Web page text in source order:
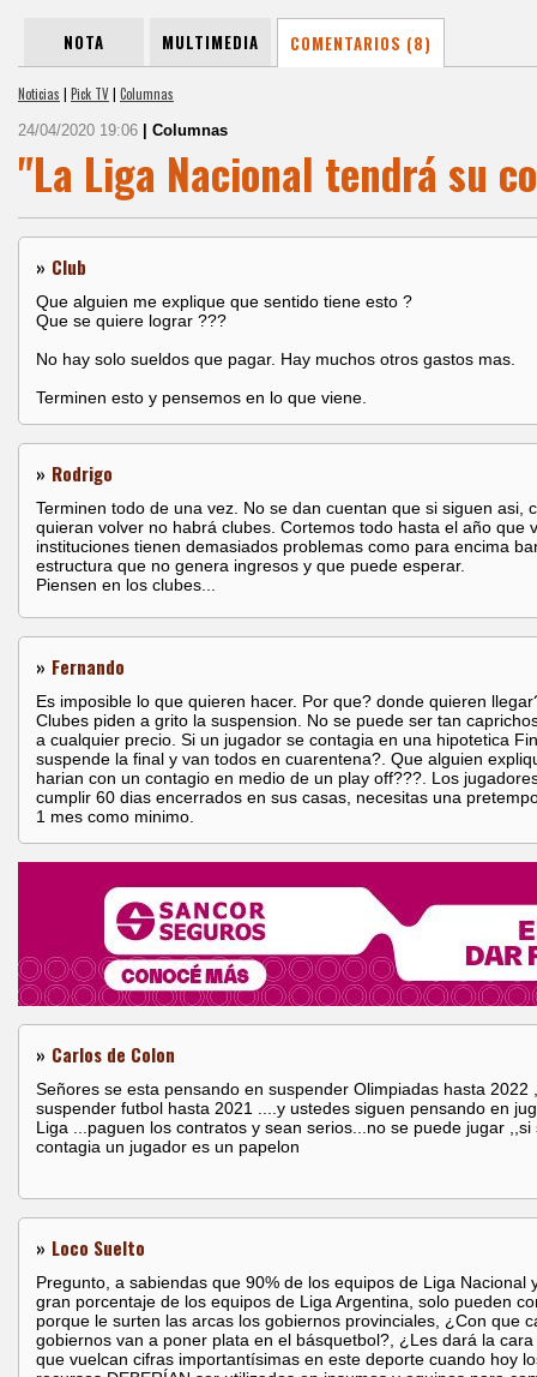
NOTA MULTIMEDIA COMENTARIOS (8)
Noticias | Pick TV| Columnas
24/04/2020 19:06 | Columnas
"La Liga Nacional tendrá su
» Club
Que alguien me explique que sentido tiene esto ?
Que se quiere lograr ???
No hay solo sueldos que pagar. Hay muchos otros gastos mas.
Terminen esto y pensemos en lo que viene.
» Rodrigo
Terminen todo de una vez. No se dan cuentan que si siguen asi,
quieran volver no habrá clubes. Cortemos todo hasta el año que
instituciones tienen demasiados problemas como para encima
estructura que no genera ingresos y que puede esperar.
Piensen en los clubes...
» Fernando
Es imposible lo que quieren hacer. Por que? donde quieren
Clubes piden a grito la suspension. No se puede ser tan
a cualquier precio. Si un jugador se contagia en una hipotetica
suspende la final y van todos en cuarentena?. Que alguien
harian con un contagio en medio de un play off???. Los
cumplir 60 dias encerrados en sus casas, necesitas una
1 mes como minimo.
» Carlos de Colon
Señores se esta pensando en suspender Olimpiadas hasta 2022 ,
suspender futbol hasta 2021 ....y ustedes siguen pensando en
Liga ...paguen los contratos y sean serios...no se puede jugar ,,si
contagia un jugador es un papelon
» Loco Suelto
Pregunto, a sabiendas que 90% de los equipos de Liga Nacional
gran porcentaje de los equipos de Liga Argentina, solo pueden
porque le surten las arcas los gobiernos provinciales, ¿Con que
gobiernos van a poner plata en el básquetbol?, ¿Les dará la cara
que vuelcan cifras importantísimas en este deporte cuando hoy